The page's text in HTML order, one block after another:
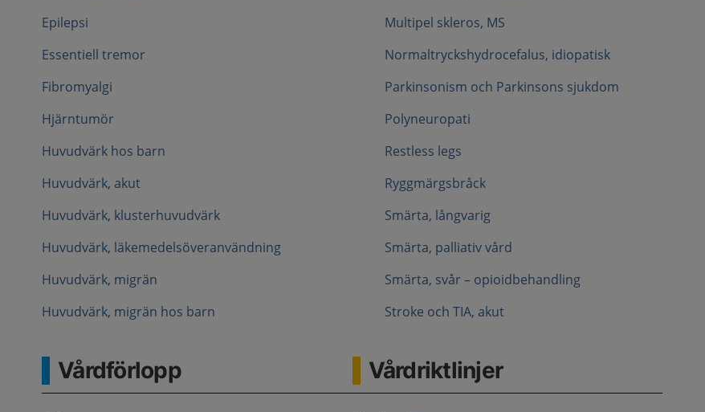
Epilepsi
Essentiell tremor
Fibromyalgi
Hjärntumör
Huvudvärk hos barn
Huvudvärk, akut
Huvudvärk, klusterhuvudvärk
Huvudvärk, läkemedelsöveranvändning
Huvudvärk, migrän
Huvudvärk, migrän hos barn
Multipel skleros, MS
Normaltryckshydrocefalus, idiopatisk
Parkinsonism och Parkinsons sjukdom
Polyneuropati
Restless legs
Ryggmärgsbråck
Smärta, långvarig
Smärta, palliativ vård
Smärta, svår – opioidbehandling
Stroke och TIA, akut
Vårdförlopp Vårdriktlinjer